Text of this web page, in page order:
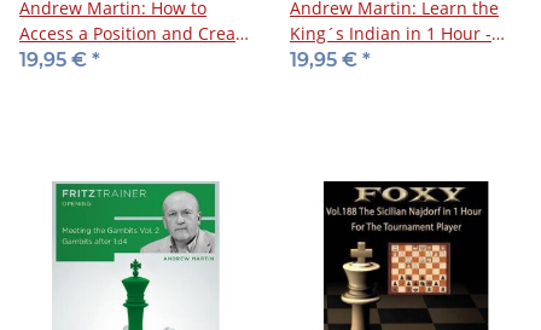
Andrew Martin: How to
Access a Position and Create
a Plan 2 - DVD
19,95 € *
Andrew Martin: Learn the
King´s Indian in 1 Hour -
DVD
19,95 € *